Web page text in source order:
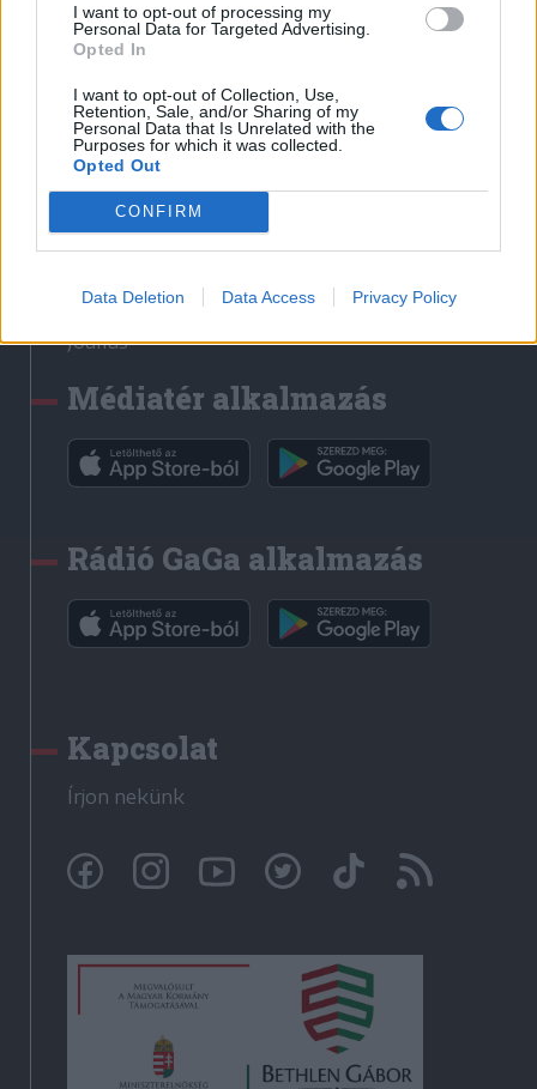
I want to opt-out of processing my
Personal Data for Targeted Advertising.
Opted In
I want to opt-out of Collection, Use,
Retention, Sale, and/or Sharing of my
Personal Data that Is Unrelated with the
Purposes for which it was collected.
Opted Out
CONFIRM
Data Deletion Data Access Privacy Policy
Médiatér
Liget
Krónika
Bihari Napló
Erdélyi Napló
Főtér
Rádió GaGa
Jóállás
Médiatér alkalmazás
Rádió GaGa alkalmazás
Kapcsolat
Írjon nekünk